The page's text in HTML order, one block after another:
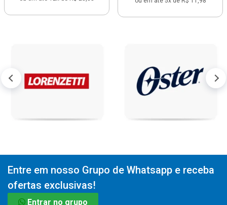
Entre em nosso Grupo de Whatsapp e receba
ofertas exclusivas!
Entrar no grupo